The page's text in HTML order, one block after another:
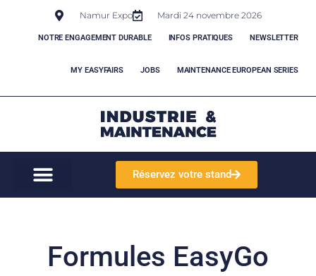
Namur Expo Mardi 24 novembre 2026
NOTRE ENGAGEMENT DURABLE INFOS PRATIQUES NEWSLETTER
MY EASYFAIRS JOBS MAINTENANCE EUROPEAN SERIES
Réservez votre stand
Formules EasyGo